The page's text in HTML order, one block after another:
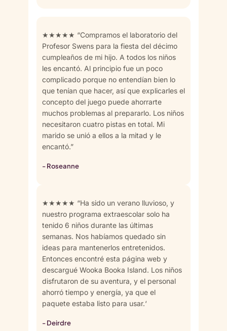
★★★★★ “Compramos el laboratorio del
Profesor Swens para la fiesta del décimo
cumpleaños de mi hijo. A todos los niños
les encantó. Al principio fue un poco
complicado porque no entendían bien lo
que tenían que hacer, así que explicarles el
concepto del juego puede ahorrarte
muchos problemas al prepararlo. Los niños
necesitaron cuatro pistas en total. Mi
marido se unió a ellos a la mitad y le
encantó.”
- Roseanne
★★★★★ “Ha sido un verano lluvioso, y
nuestro programa extraescolar solo ha
tenido 6 niños durante las últimas
semanas. Nos habíamos quedado sin
ideas para mantenerlos entretenidos.
Entonces encontré esta página web y
descargué Wooka Booka Island. Los niños
disfrutaron de su aventura, y el personal
ahorró tiempo y energía, ya que el
paquete estaba listo para usar.‘
- Deirdre